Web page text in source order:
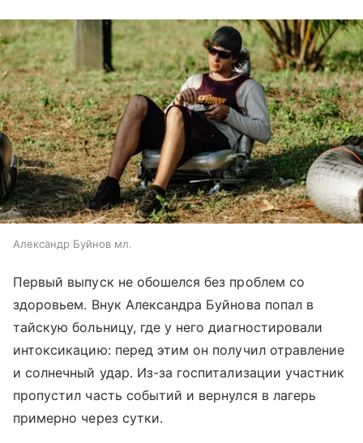
Александр Буйнов мл.
Первый выпуск не обошелся без проблем со
здоровьем. Внук Александра Буйнова попал в
тайскую больницу, где у него диагностировали
интоксикацию: перед этим он получил отравление
и солнечный удар. Из-за госпитализации участник
пропустил часть событий и вернулся в лагерь
примерно через сутки.